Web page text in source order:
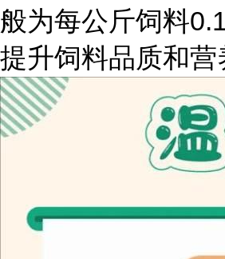
般为每公斤饲料
提升饲料品质和营